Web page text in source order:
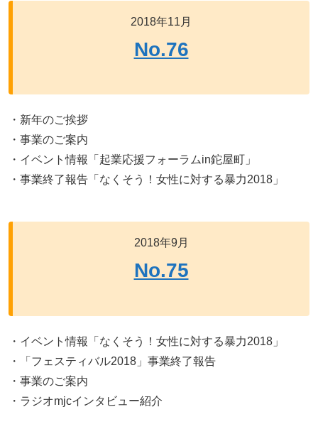
2018年11月
No.76
・新年のご挨拶
・事業のご案内
・イベント情報「起業応援フォーラムin鉈屋町」
・事業終了報告「なくそう！女性に対する暴力2018」
2018年9月
No.75
・イベント情報「なくそう！女性に対する暴力2018」
・「フェスティバル2018」事業終了報告
・事業のご案内
・ラジオmjcインタビュー紹介